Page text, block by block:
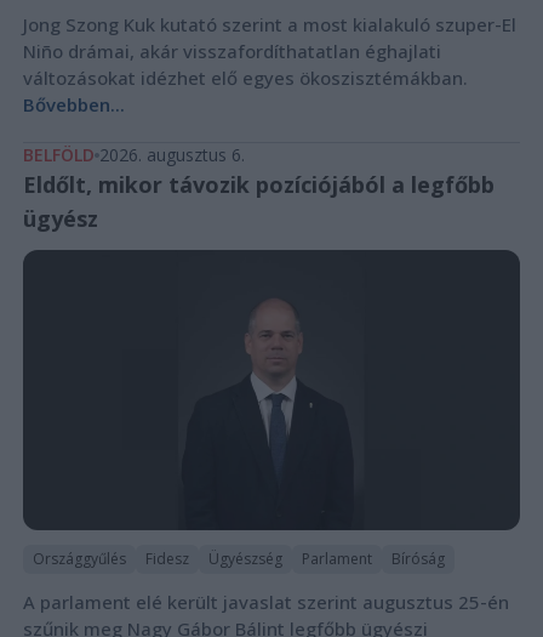
Jong Szong Kuk kutató szerint a most kialakuló szuper-El
Niño drámai, akár visszafordíthatatlan éghajlati
változásokat idézhet elő egyes ökoszisztémákban.
Bővebben...
BELFÖLD 2026. augusztus 6.
Eldőlt, mikor távozik pozíciójából a legfőbb
ügyész
Országgyűlés Fidesz Ügyészség Parlament Bíróság
A parlament elé került javaslat szerint augusztus 25-én
szűnik meg Nagy Gábor Bálint legfőbb ügyészi